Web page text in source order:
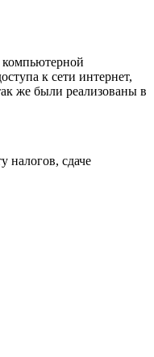
компьютерной
к сети интернет,
же были реализованы в
налогов, сдаче